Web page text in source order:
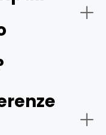
ambienti come
a una rete e
degli